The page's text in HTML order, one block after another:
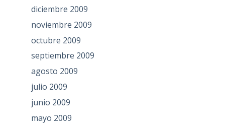
diciembre 2009
noviembre 2009
octubre 2009
septiembre 2009
agosto 2009
julio 2009
junio 2009
mayo 2009